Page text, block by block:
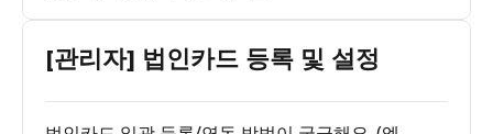
[관리자] 법인카드 등록 및 설정